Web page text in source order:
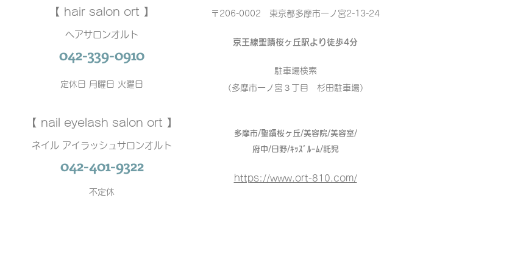
【 hair salon ort 】
ヘアサロンオルト
042-339-0910
定休日 月曜日 火曜日
【 nail eyelash salon ort 】
ネイル アイラッシュサロンオルト
042-401-9322
不定休
〒206-0002 東京都多摩市一ノ宮2-13-24
京王線聖蹟桜ヶ丘駅より徒歩4分
駐車場検索
（多摩市一ノ宮３丁目 杉田駐車場）
多摩市/聖蹟桜ヶ丘/美容院/美容室/
府中/日野/ｷｯｽﾞﾙｰﾑ/託児
https://www.ort-810.com/